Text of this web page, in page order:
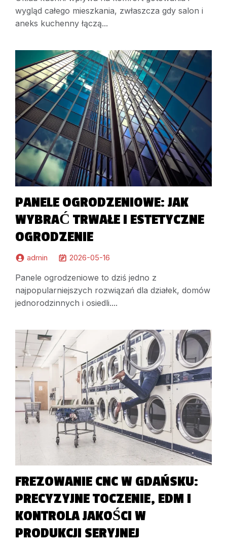
wygląd całego mieszkania, zwłaszcza gdy salon i
aneks kuchenny łączą...
PANELE OGRODZENIOWE: JAK
WYBRAĆ TRWAŁE I ESTETYCZNE
OGRODZENIE
admin 2026-05-16
Panele ogrodzeniowe to dziś jedno z
najpopularniejszych rozwiązań dla działek, domów
jednorodzinnych i osiedli....
FREZOWANIE CNC W GDAŃSKU:
PRECYZYJNE TOCZENIE, EDM I
KONTROLA JAKOŚCI W
PRODUKCJI SERYJNEJ